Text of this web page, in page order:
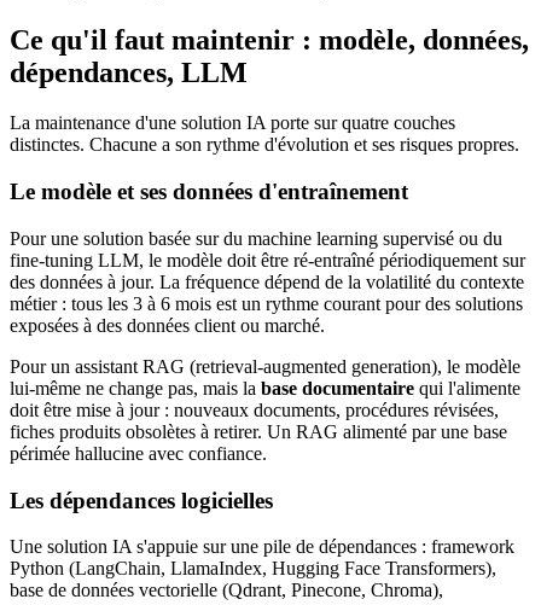
Ce qu'il faut maintenir : modèle, données,
dépendances, LLM
La maintenance d'une solution IA porte sur quatre couches
distinctes. Chacune a son rythme d'évolution et ses risques propres.
Le modèle et ses données d'entraînement
Pour une solution basée sur du machine learning supervisé ou du
fine-tuning LLM, le modèle doit être ré-entraîné périodiquement sur
des données à jour. La fréquence dépend de la volatilité du contexte
métier : tous les 3 à 6 mois est un rythme courant pour des solutions
exposées à des données client ou marché.
Pour un assistant RAG (retrieval-augmented generation), le modèle
lui-même ne change pas, mais la base documentaire qui l'alimente
doit être mise à jour : nouveaux documents, procédures révisées,
fiches produits obsolètes à retirer. Un RAG alimenté par une base
périmée hallucine avec confiance.
Les dépendances logicielles
Une solution IA s'appuie sur une pile de dépendances : framework
Python (LangChain, LlamaIndex, Hugging Face Transformers),
base de données vectorielle (Qdrant, Pinecone, Chroma),